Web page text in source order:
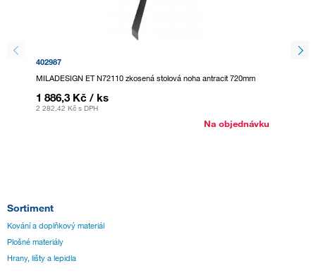
402987
MILADESIGN ET N72110 zkosená stolová noha antracit 720mm
1 886,3 Kč / ks
2 282,42 Kč s DPH
Na objednávku
Sortiment
Kování a doplňkový materiál
Plošné materiály
Hrany, lišty a lepidla